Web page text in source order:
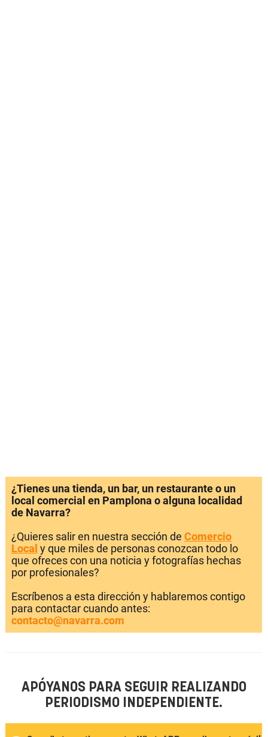
¿Tienes una tienda, un bar, un restaurante o un
local comercial en Pamplona o alguna localidad
de Navarra?
¿Quieres salir en nuestra sección de Comercio
Local y que miles de personas conozcan todo lo
que ofreces con una noticia y fotografías hechas
por profesionales?
Escríbenos a esta dirección y hablaremos contigo
para contactar cuando antes:
contacto@navarra.com
APÓYANOS PARA SEGUIR REALIZANDO
PERIODISMO INDEPENDIENTE.